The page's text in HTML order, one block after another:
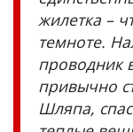
жилетка –
темноте.
проводник
привычно
Шляпа,